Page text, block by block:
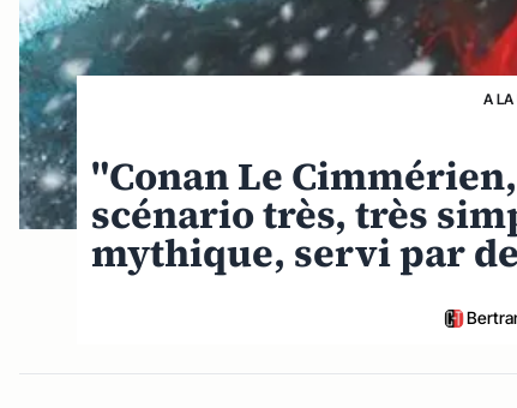
A LA
"Conan Le
scénario très, très
mythique, servi par